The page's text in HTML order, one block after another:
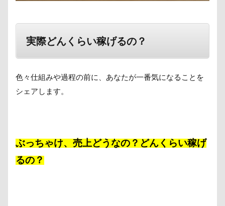
実際どんくらい稼げるの？
色々仕組みや過程の前に、あなたが一番気になることを
シェアします。
ぶっちゃけ、売上どうなの？どんくらい稼げ
るの？